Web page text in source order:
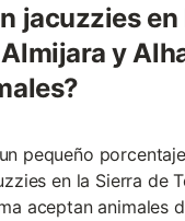
jacuzzies en
y
pequeño
en la Sierra de
aceptan animales